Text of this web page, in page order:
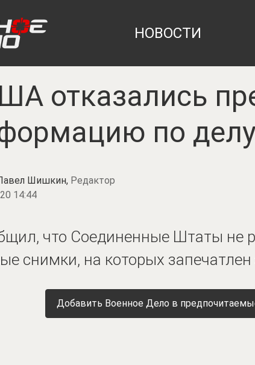
НОВОСТИ
отказались
по
Шишкин, Редактор
14:44
что Соединенные Штаты не
снимки, на которых запечатлен
Добавить Военное Дело в